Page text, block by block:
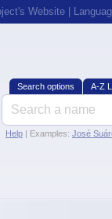
Website |
Search options A-Z
Help | Examples: José